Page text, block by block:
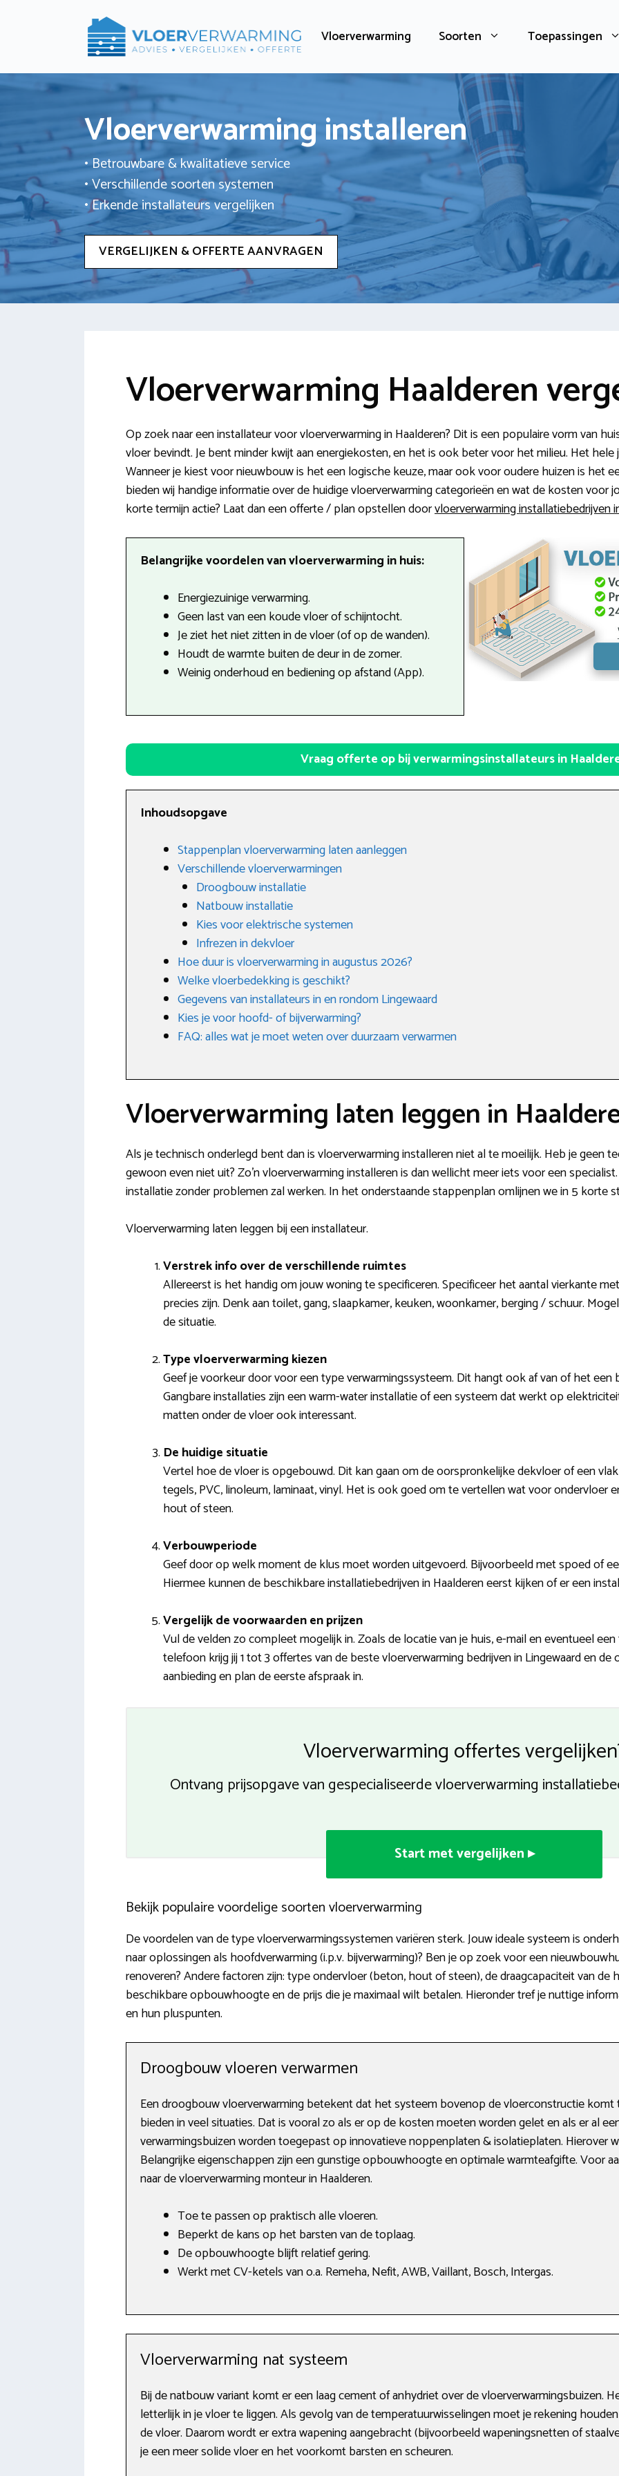
Vloerverwarming Soorten Toepassingen
Vloerverwarming installeren
• Betrouwbare & kwalitatieve service
• Verschillende soorten systemen
• Erkende installateurs vergelijken
VERGELIJKEN & OFFERTE AANVRAGEN
Vloerverwarming Haalderen
Op zoek naar een installateur voor vloerverwarming in Haalderen? Dit is een populaire vorm van
vloer bevindt. Je bent minder kwijt aan energiekosten, en het is ook beter voor het milieu. Het
Wanneer je kiest voor nieuwbouw is het een logische keuze, maar ook voor oudere huizen is het
bieden wij handige informatie over de huidige vloerverwarming categorieën en wat de kosten voor
korte termijn actie? Laat dan een offerte / plan opstellen doorvloerverwarming installatiebedrijven
Belangrijke voordelen van vloerverwarming in huis:
Energiezuinige verwarming.
Geen last van een koude vloer of schijntocht.
Je ziet het niet zitten in de vloer (of op de wanden).
Houdt de warmte buiten de deur in de zomer.
Weinig onderhoud en bediening op afstand (App).
Vraag offerte op bij verwarmingsinstallateurs in
Inhoudsopgave
Stappenplan vloerverwarming laten aanleggen
Verschillende vloerverwarmingen
Droogbouw installatie
Natbouw installatie
Kies voor elektrische systemen
Infrezen in dekvloer
Hoe duur is vloerverwarming in augustus 2026?
Welke vloerbedekking is geschikt?
Gegevens van installateurs in en rondom Lingewaard
Kies je voor hoofd- of bijverwarming?
FAQ: alles wat je moet weten over duurzaam verwarmen
Vloerverwarming laten leggen in
Als je technisch onderlegd bent dan is vloerverwarming installeren niet al te moeilijk. Heb je geen
gewoon even niet uit? Zo’n vloerverwarming installeren is dan wellicht meer iets voor een
installatie zonder problemen zal werken. In het onderstaande stappenplan omlijnen we in 5 korte
Vloerverwarming laten leggen bij een installateur.
Verstrek info over de verschillende ruimtes
Allereerst is het handig om jouw woning te specificeren. Specificeer het aantal vierkante
precies zijn. Denk aan toilet, gang, slaapkamer, keuken, woonkamer, berging / schuur.
de situatie.
Type vloerverwarming kiezen
Geef je voorkeur door voor een type verwarmingssysteem. Dit hangt ook af van of het
Gangbare installaties zijn een warm-water installatie of een systeem dat werkt op
matten onder de vloer ook interessant.
De huidige situatie
Vertel hoe de vloer is opgebouwd. Dit kan gaan om de oorspronkelijke dekvloer of een
tegels, PVC, linoleum, laminaat, vinyl. Het is ook goed om te vertellen wat voor ondervloer
hout of steen.
Verbouwperiode
Geef door op welk moment de klus moet worden uitgevoerd. Bijvoorbeeld met spoed of
Hiermee kunnen de beschikbare installatiebedrijven in Haalderen eerst kijken of er een
Vergelijk de voorwaarden en prijzen
Vul de velden zo compleet mogelijk in. Zoals de locatie van je huis, e-mail en eventueel
telefoon krijg jij 1 tot 3 offertes van de beste vloerverwarming bedrijven in Lingewaard en
aanbieding en plan de eerste afspraak in.
Vloerverwarming offertes
Ontvang prijsopgave van gespecialiseerde vloerverwarming
Start met vergelijken ▸
Bekijk populaire voordelige soorten vloerverwarming
De voordelen van de type vloerverwarmingssystemen variëren sterk. Jouw ideale systeem is
naar oplossingen als hoofdverwarming (i.p.v. bijverwarming)? Ben je op zoek voor een
renoveren? Andere factoren zijn: type ondervloer (beton, hout of steen), de draagcapaciteit van de
beschikbare opbouwhoogte en de prijs die je maximaal wilt betalen. Hieronder tref je nuttige
en hun pluspunten.
Droogbouw vloeren verwarmen
Een droogbouw vloerverwarming betekent dat het systeem bovenop de vloerconstructie
bieden in veel situaties. Dat is vooral zo als er op de kosten moeten worden gelet en als er al
verwarmingsbuizen worden toegepast op innovatieve noppenplaten & isolatieplaten. Hierover
Belangrijke eigenschappen zijn een gunstige opbouwhoogte en optimale warmteafgifte. Voor
naar de vloerverwarming monteur in Haalderen.
Toe te passen op praktisch alle vloeren.
Beperkt de kans op het barsten van de toplaag.
De opbouwhoogte blijft relatief gering.
Werkt met CV-ketels van o.a. Remeha, Nefit, AWB, Vaillant, Bosch, Intergas.
Vloerverwarming nat systeem
Bij de natbouw variant komt er een laag cement of anhydriet over de vloerverwarmingsbuizen.
letterlijk in je vloer te liggen. Als gevolg van de temperatuurwisselingen moet je rekening
de vloer. Daarom wordt er extra wapening aangebracht (bijvoorbeeld wapeningsnetten of
je een meer solide vloer en het voorkomt barsten en scheuren.